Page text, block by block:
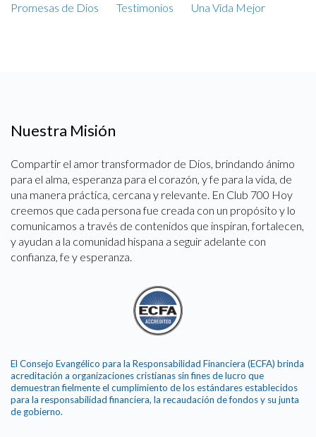
Promesas de Dios
Testimonios Una Vida Mejor
Nuestra Misión
Compartir el amor transformador de Dios, brindando ánimo
para el alma, esperanza para el corazón, y fe para la vida, de
una manera práctica, cercana y relevante. En Club 700 Hoy
creemos que cada persona fue creada con un propósito y lo
comunicamos a través de contenidos que inspiran, fortalecen,
y ayudan a la comunidad hispana a seguir adelante con
confianza, fe y esperanza.
El Consejo Evangélico para la Responsabilidad Financiera (ECFA) brinda
acreditación a organizaciones cristianas sin fines de lucro que
demuestran fielmente el cumplimiento de los estándares establecidos
para la responsabilidad financiera, la recaudación de fondos y su junta
de gobierno.